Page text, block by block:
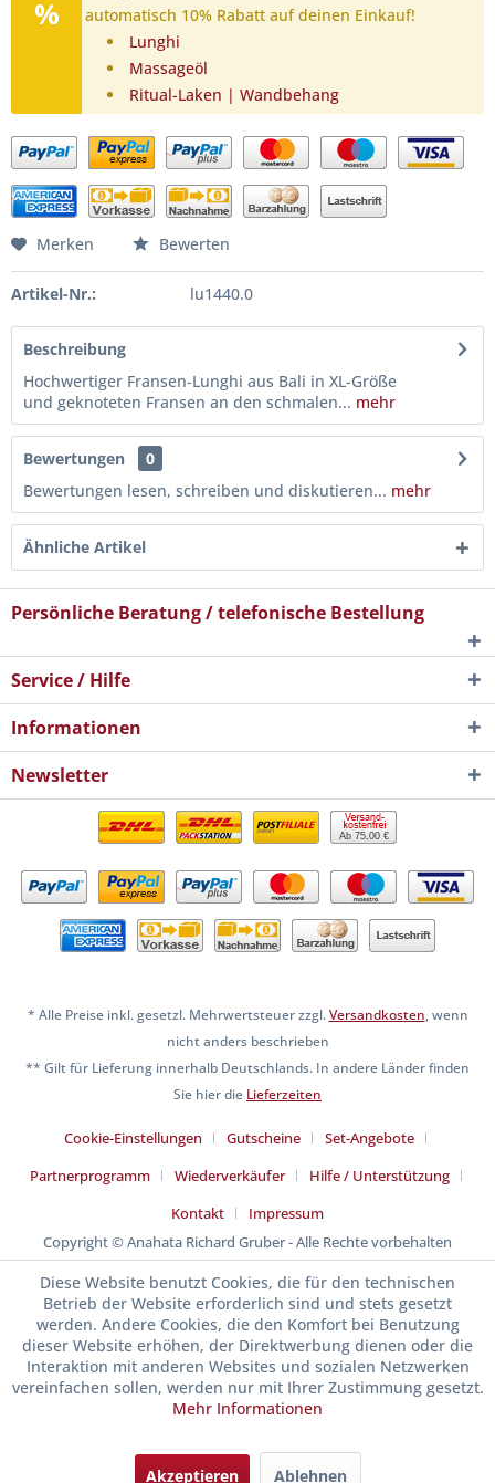
automatisch 10% Rabatt auf deinen Einkauf!
Lunghi
Massageöl
Ritual-Laken | Wandbehang
Merken Bewerten
Artikel-Nr.: lu1440.0
Beschreibung
Hochwertiger Fransen-Lunghi aus Bali in XL-Größe
und geknoteten Fransen an den schmalen... mehr
Bewertungen
0
Bewertungen lesen, schreiben und diskutieren... mehr
Ähnliche Artikel
Persönliche Beratung / telefonische Bestellung
Service / Hilfe
Informationen
Newsletter
Ab 75,00 €
* Alle Preise inkl. gesetzl. Mehrwertsteuer zzgl.Versandkosten, wenn
nicht anders beschrieben
** Gilt für Lieferung innerhalb Deutschlands. In andere Länder finden
Sie hier die Lieferzeiten
Cookie-Einstellungen Gutscheine
Set-Angebote
Partnerprogramm
Wiederverkäufer
Hilfe / Unterstützung
Kontakt
Impressum
Copyright © Anahata Richard Gruber - Alle Rechte vorbehalten
Diese Website benutzt Cookies, die für den technischen
Betrieb der Website erforderlich sind und stets gesetzt
werden. Andere Cookies, die den Komfort bei Benutzung
dieser Website erhöhen, der Direktwerbung dienen oder die
Interaktion mit anderen Websites und sozialen Netzwerken
vereinfachen sollen, werden nur mit Ihrer Zustimmung gesetzt.
Mehr Informationen
Akzeptieren Ablehnen